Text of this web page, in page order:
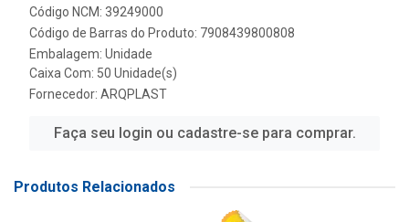
Código NCM: 39249000
Código de Barras do Produto: 7908439800808
Embalagem: Unidade
Caixa Com: 50 Unidade(s)
Fornecedor: ARQPLAST
Faça seu login ou cadastre-se para comprar.
Produtos Relacionados